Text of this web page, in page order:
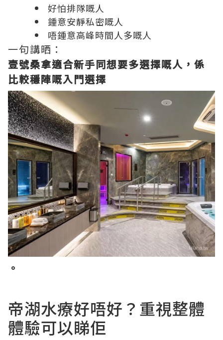
好怕排隊嘅人
鍾意安靜私密嘅人
唔鍾意高峰時間人多嘅人
一句講晒：
壹號桑拿適合新手同想要多選擇嘅人，係
比較穩陣嘅入門選擇
。
帝湖水療好唔好？重視整體
體驗可以睇佢